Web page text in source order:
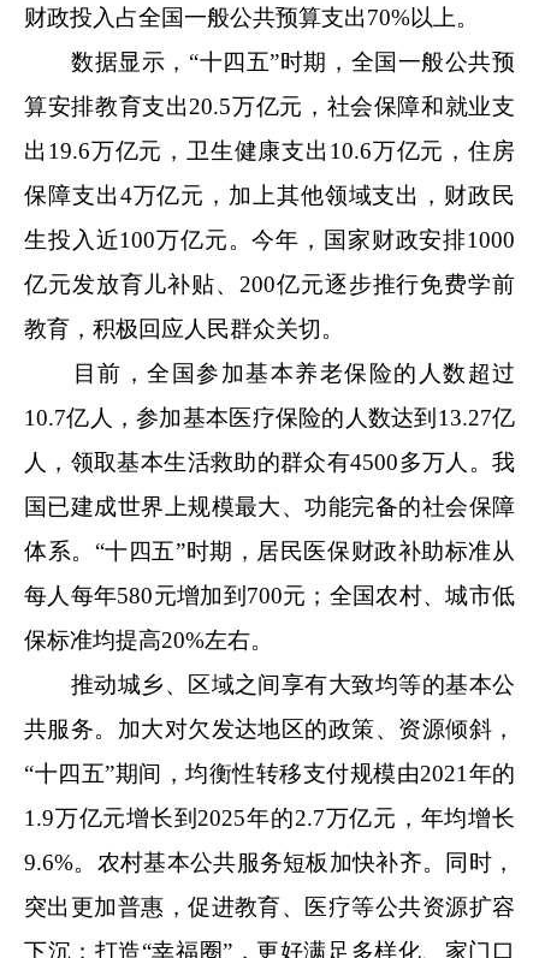
财政投入占全国一般公共预算支出70%以上。
数据显示，“十四五”时期，全国一般公共预
算安排教育支出20.5万亿元，社会保障和就业支
出19.6万亿元，卫生健康支出10.6万亿元，住房
保障支出4万亿元，加上其他领域支出，财政民
生投入近100万亿元。今年，国家财政安排1000
亿元发放育儿补贴、200亿元逐步推行免费学前
教育，积极回应人民群众关切。
目前，全国参加基本养老保险的人数超过
10.7亿人，参加基本医疗保险的人数达到13.27亿
人，领取基本生活救助的群众有4500多万人。我
国已建成世界上规模最大、功能完备的社会保障
体系。“十四五”时期，居民医保财政补助标准从
每人每年580元增加到700元；全国农村、城市低
保标准均提高20%左右。
推动城乡、区域之间享有大致均等的基本公
共服务。加大对欠发达地区的政策、资源倾斜，
“十四五”期间，均衡性转移支付规模由2021年的
1.9万亿元增长到2025年的2.7万亿元，年均增长
9.6%。农村基本公共服务短板加快补齐。同时，
突出更加普惠，促进教育、医疗等公共资源扩容
下沉；打造“幸福圈”，更好满足多样化、家门口